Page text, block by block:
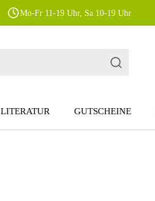
Mo-Fr 11-19 Uhr, Sa 10-19 Uhr
LITERATUR GUTSCHEINE